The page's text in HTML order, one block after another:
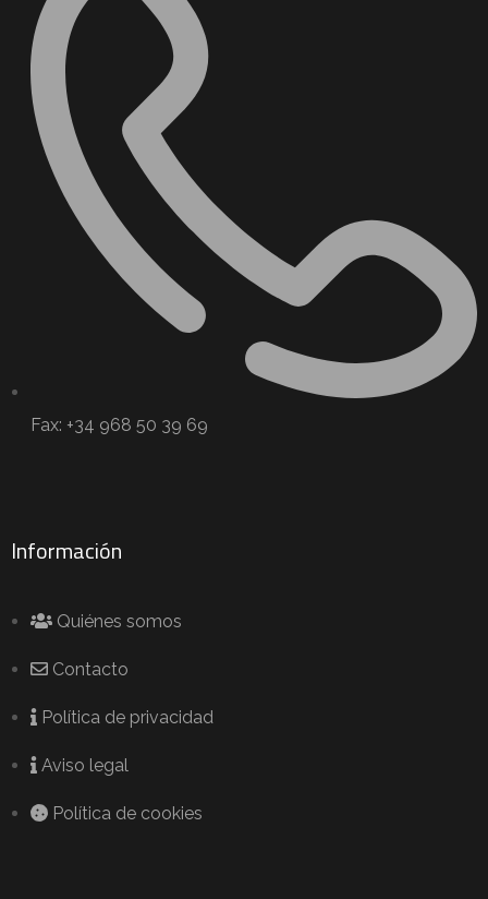
Fax: +34 968 50 39 69
Información
Quiénes somos
Contacto
Política de privacidad
Aviso legal
Política de cookies